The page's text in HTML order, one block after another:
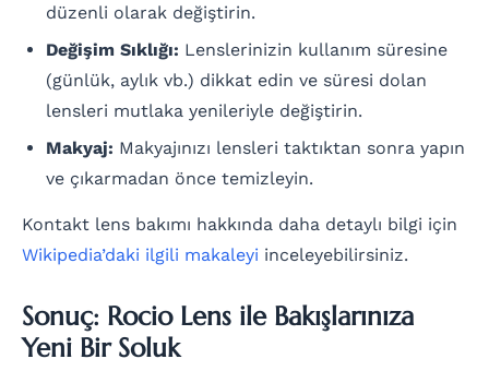
düzenli olarak değiştirin.
Değişim Sıklığı: Lenslerinizin kullanım süresine
(günlük, aylık vb.) dikkat edin ve süresi dolan
lensleri mutlaka yenileriyle değiştirin.
Makyaj: Makyajınızı lensleri taktıktan sonra yapın
ve çıkarmadan önce temizleyin.
Kontakt lens bakımı hakkında daha detaylı bilgi için
Wikipedia’daki ilgili makaleyi inceleyebilirsiniz.
Sonuç: Rocio Lens ile Bakışlarınıza
Yeni Bir Soluk